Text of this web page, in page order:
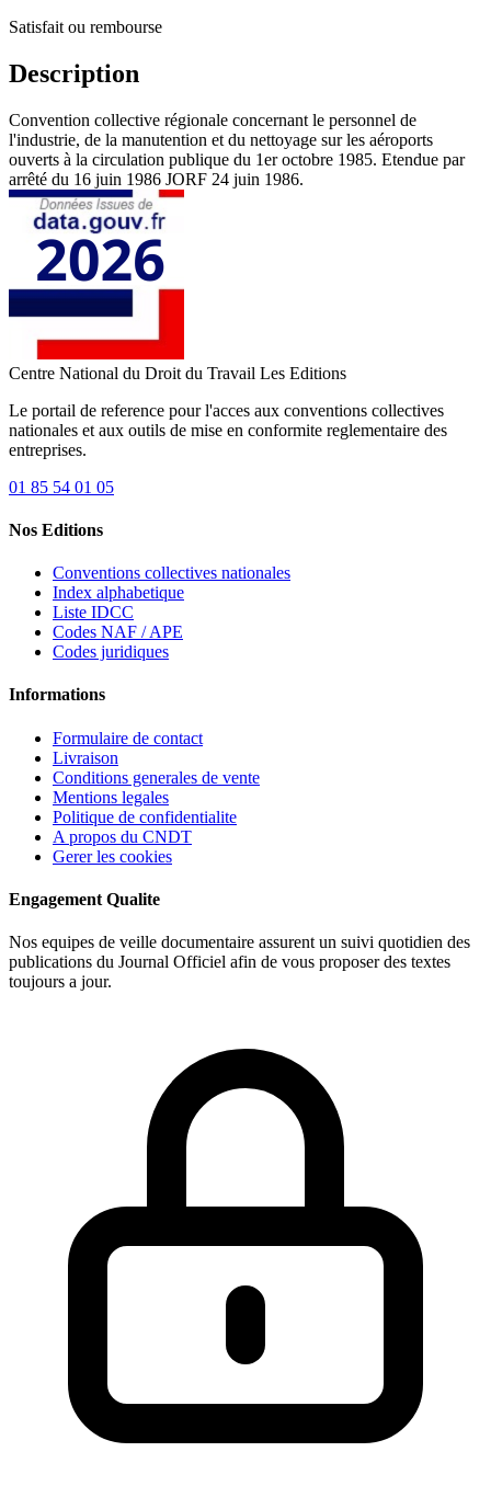
Satisfait ou rembourse
Description
Convention collective régionale concernant le personnel de
l'industrie, de la manutention et du nettoyage sur les aéroports
ouverts à la circulation publique du 1er octobre 1985. Etendue par
arrêté du 16 juin 1986 JORF 24 juin 1986.
Centre National du Droit du Travail Les Editions
Le portail de reference pour l'acces aux conventions collectives
nationales et aux outils de mise en conformite reglementaire des
entreprises.
01 85 54 01 05
Nos Editions
Conventions collectives nationales
Index alphabetique
Liste IDCC
Codes NAF / APE
Codes juridiques
Informations
Formulaire de contact
Livraison
Conditions generales de vente
Mentions legales
Politique de confidentialite
A propos du CNDT
Gerer les cookies
Engagement Qualite
Nos equipes de veille documentaire assurent un suivi quotidien des
publications du Journal Officiel afin de vous proposer des textes
toujours a jour.